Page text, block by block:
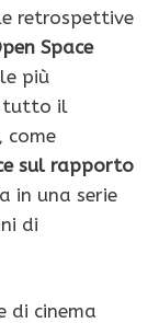
retrospettive
Space
più
tutto il
come
sul rapporto
in una serie
di
di cinema